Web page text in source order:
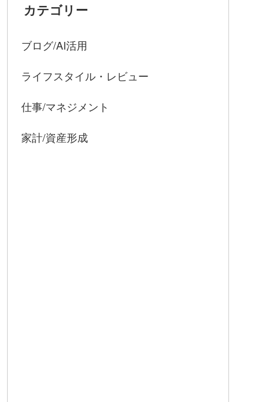
カテゴリー
ブログ/AI活用
ライフスタイル・レビュー
仕事/マネジメント
家計/資産形成